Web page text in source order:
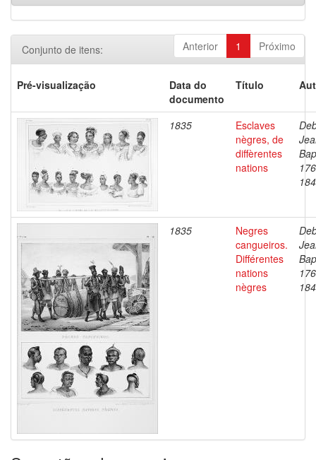
Anterior 1 Próximo
Conjunto de itens:
Pré-visualização
Data do
documento
Título
1835
Esclaves
nègres, de
diffèrentes
nations
1835
Negres
cangueiros.
Différentes
nations
nègres